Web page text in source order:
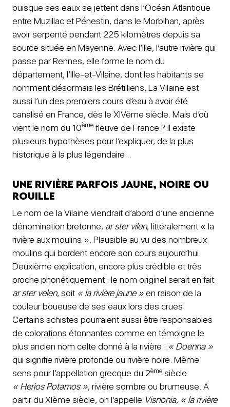
puisque ses eaux se jettent dans l’Océan Atlantique
entre Muzillac et Pénestin, dans le Morbihan, après
avoir serpenté pendant 225 kilomètres depuis sa
source située en Mayenne. Avec l’Ille, l’autre rivière qui
passe par Rennes, elle forme le nom du
département, l’Ille-et-Vilaine, dont les habitants se
nomment désormais les Brétilliens. La Vilaine est
aussi l’un des premiers cours d’eau à avoir été
canalisé en France, dès le XIVème siècle. Mais d’où
vient le nom du 10ème fleuve de France ? Il existe
plusieurs hypothèses pour l’expliquer, de la plus
historique à la plus légendaire…
Une rivière parfois jaune, noire ou
rouille
Le nom de la Vilaine viendrait d’abord d’une ancienne
dénomination bretonne, ar ster vilen, littéralement « la
rivière aux moulins ». Plausible au vu des nombreux
moulins qui bordent encore son cours aujourd’hui.
Deuxième explication, encore plus crédible et très
proche phonétiquement : le nom originel serait en fait
ar ster velen, soit « la rivière jaune »en raison de la
couleur boueuse de ses eaux lors des crues.
Certains schistes pourraient aussi être responsables
de colorations étonnantes comme en témoigne le
plus ancien nom celte donné à la rivière : « Doenna »
qui signifie rivière profonde ou rivière noire. Même
sens pour l’appellation grecque du 2ème siècle
« Herios Potamos », rivière sombre ou brumeuse. A
partir du XIème siècle, on l’appelle Visnonia, « la rivière